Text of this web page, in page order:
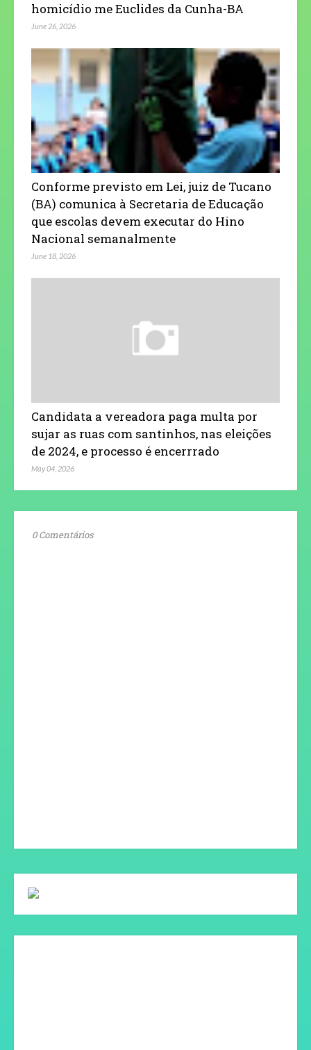
homicídio me Euclides da Cunha-BA
June 26, 2026
Conforme previsto em Lei, juiz de Tucano
(BA) comunica à Secretaria de Educação
que escolas devem executar do Hino
Nacional semanalmente
June 18, 2026
Candidata a vereadora paga multa por
sujar as ruas com santinhos, nas eleições
de 2024, e processo é encerrrado
May 04, 2026
0 Comentários